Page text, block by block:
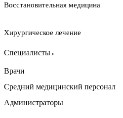
Восстановительная медицина
Хирургическое лечение
Специалисты
Врачи
Средний медицинский персонал
Администраторы